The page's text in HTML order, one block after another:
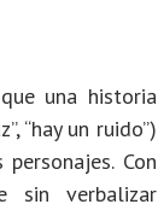
una historia
“hay un ruido”)
Con
sin verbalizar